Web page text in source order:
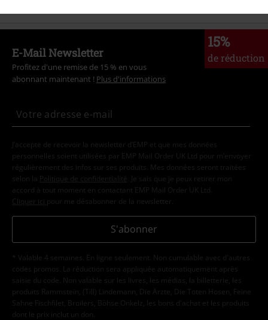
15%
de réduction
E-Mail Newsletter
Profitez d'une remise de 15 % en vous
abonnant maintenant ! Plus d'informations
J’accepte de recevoir la newsletter d’EMP et que mes données
personnelles soient utilisées par EMP Mail Order UK Ltd pour m’envoyer
régulièrement des infos sur ses produits. Mes données seront traitées
selon la
Politique de confidentialité . Je sais que je peux retirer mon
accord à tout moment en contactant EMP Mail Order UK Ltd.
Cliquer ici pour me désabonner de la newsletter.
S'abonner
* Valable 4 semaines. En ligne seulement. Non cumulable avec d'autres
codes promos. La réduction sera appliquée automatiquement après
saisie du code. Non valable sur les livres, les médias, la billetterie, les
produits Rammstein, (Till) Lindemann, Die Ärzte, Die Toten Hosen, Feine
Sahne Fischfilet, Broilers, Böhse Onkelz, les bons d'achat et les produits
dont le prix inclut un don.